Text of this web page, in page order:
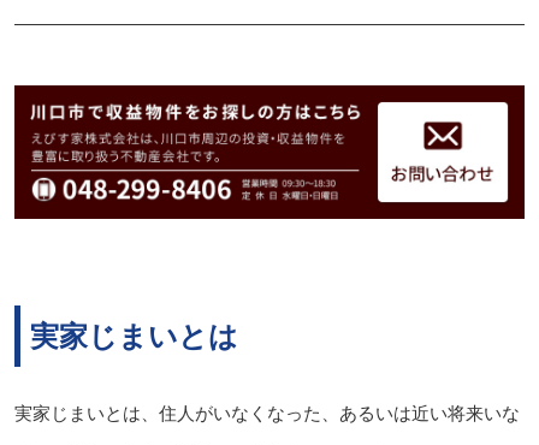
実家じまいとは
実家じまいとは、住人がいなくなった、あるいは近い将来いな